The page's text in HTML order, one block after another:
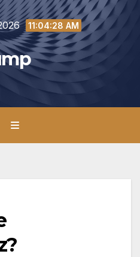
11:04:29 AM